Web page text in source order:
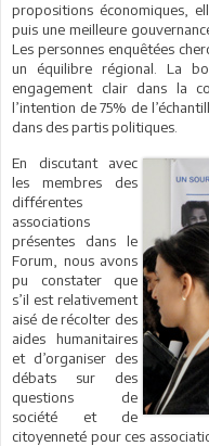
propositions économiques,
puis une meilleure
Les personnes enquêtées
un équilibre régional. La
engagement clair dans la
l’intention de 75% de
dans des partis politiques.
En discutant avec
les membres des
différentes
associations
présentes dans le
Forum, nous avons
pu constater que
s’il est relativement
aisé de récolter des
aides humanitaires
et d’organiser des
débats sur des
questions de
société et de
citoyenneté pour ces